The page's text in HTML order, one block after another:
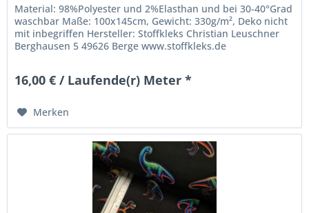
Material: 98%Polyester und 2%Elasthan und bei 30-40°Grad
waschbar Maße: 100x145cm, Gewicht: 330g/m², Deko nicht
mit inbegriffen Hersteller: Stoffkleks Christian Leuschner
Berghausen 5 49626 Berge www.stoffkleks.de
16,00 € / Laufende(r) Meter *
Merken